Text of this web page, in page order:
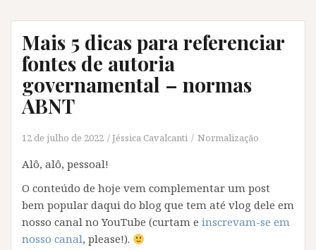
do
governo
–
normas
Vancouver”
Mais 5 dicas para referenciar
fontes de autoria
governamental – normas
ABNT
12 de julho de 2022 Jéssica Cavalcanti Normalização
Alô, alô, pessoal!
O conteúdo de hoje vem complementar um post
bem popular daqui do blog que tem até vlog dele em
nosso canal no YouTube (curtam e inscrevam-se em
nosso canal, please!).